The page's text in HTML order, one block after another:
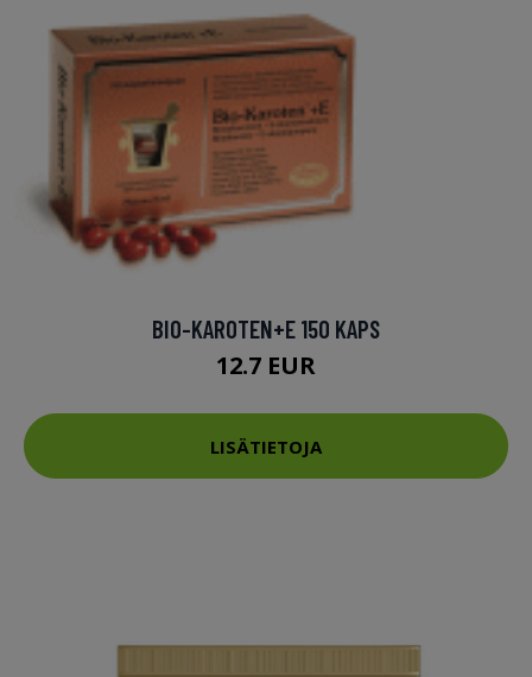
BIO-KAROTEN+E 150 KAPS
12.7 EUR
LISÄTIETOJA